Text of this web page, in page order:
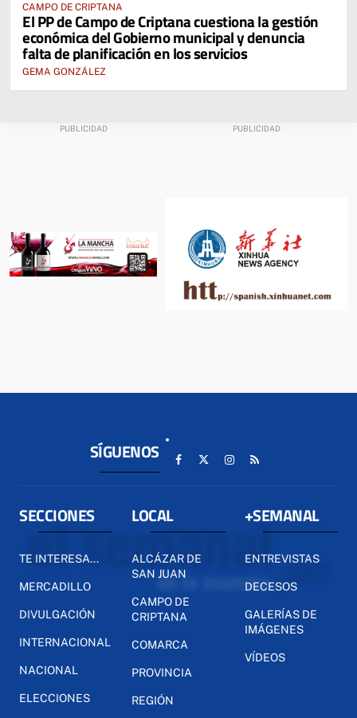
CAMPO DE CRIPTANA
El PP de Campo de Criptana cuestiona la gestión
económica del Gobierno municipal y denuncia
falta de planificación en los servicios
GEMA GONZÁLEZ
SÍGUENOS
SECCIONES
TE INTERESA...
MERCADILLO
DIVULGACIÓN
INTERNACIONAL
NACIONAL
ELECCIONES
LOCAL
ALCÁZAR DE
SAN JUAN
CAMPO DE
CRIPTANA
COMARCA
PROVINCIA
REGIÓN
+SEMANAL
ENTREVISTAS
DECESOS
GALERÍAS DE
IMÁGENES
VÍDEOS